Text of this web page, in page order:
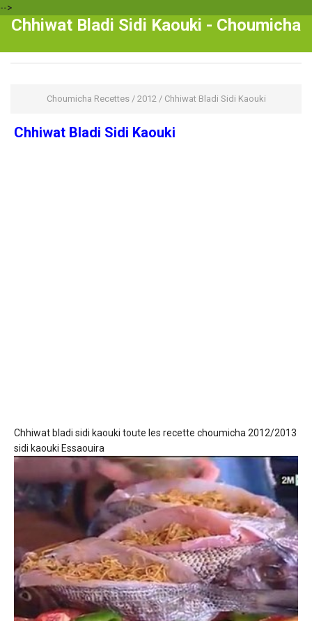
-->
Chhiwat Bladi Sidi Kaouki - Choumicha
Choumicha Recettes/ 2012/ Chhiwat Bladi Sidi Kaouki
Chhiwat Bladi Sidi Kaouki
Chhiwat bladi sidi kaouki toute les recette choumicha 2012/2013
sidi kaouki Essaouira